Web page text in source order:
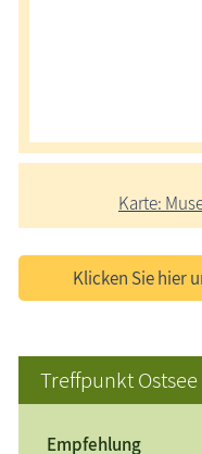
Karte:
Klicken Sie hier
Treffpunkt Ostsee
Empfehlung